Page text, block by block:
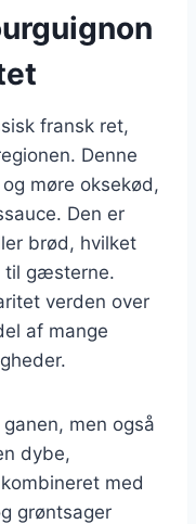
fransk ret,
Denne
møre oksekød,
Den er
brød, hvilket
til gæsterne.
verden over
af mange
men også
dybe,
med
grøntsager